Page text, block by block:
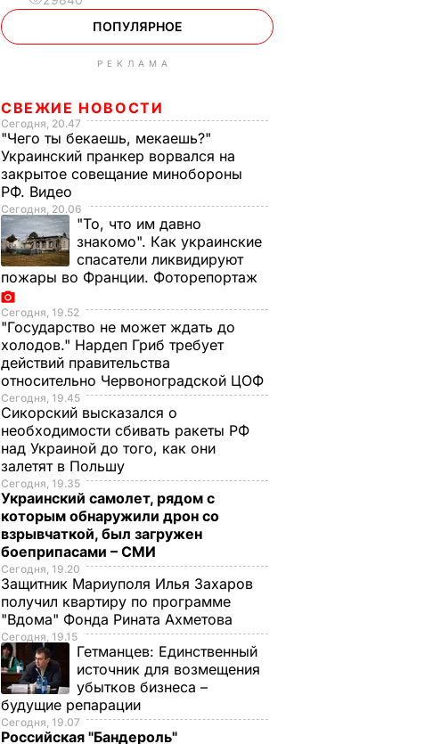
ПОПУЛЯРНОЕ
РЕКЛАМА
СВЕЖИЕ НОВОСТИ
Сегодня, 20.47
"Чего ты бекаешь, мекаешь?"
Украинский пранкер ворвался на
закрытое совещание минобороны
РФ. Видео
Сегодня, 20.06
"То, что им давно
знакомо". Как украинские
спасатели ликвидируют
пожары во Франции. Фоторепортаж
Сегодня, 19.52
"Государство не может ждать до
холодов." Нардеп Гриб требует
действий правительства
относительно Червоноградской ЦОФ
Сегодня, 19.45
Сикорский высказался о
необходимости сбивать ракеты РФ
над Украиной до того, как они
залетят в Польшу
Сегодня, 19.35
Украинский самолет, рядом с
которым обнаружили дрон со
взрывчаткой, был загружен
боеприпасами – СМИ
Сегодня, 19.20
Защитник Мариуполя Илья Захаров
получил квартиру по программе
"Вдома" Фонда Рината Ахметова
Сегодня, 19.15
Гетманцев: Единственный
источник для возмещения
убытков бизнеса –
будущие репарации
Сегодня, 19.07
Российская "Бандероль"